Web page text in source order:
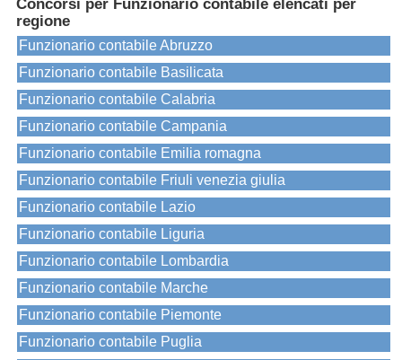
Concorsi per Funzionario contabile elencati per
regione
Funzionario contabile Abruzzo
Funzionario contabile Basilicata
Funzionario contabile Calabria
Funzionario contabile Campania
Funzionario contabile Emilia romagna
Funzionario contabile Friuli venezia giulia
Funzionario contabile Lazio
Funzionario contabile Liguria
Funzionario contabile Lombardia
Funzionario contabile Marche
Funzionario contabile Piemonte
Funzionario contabile Puglia